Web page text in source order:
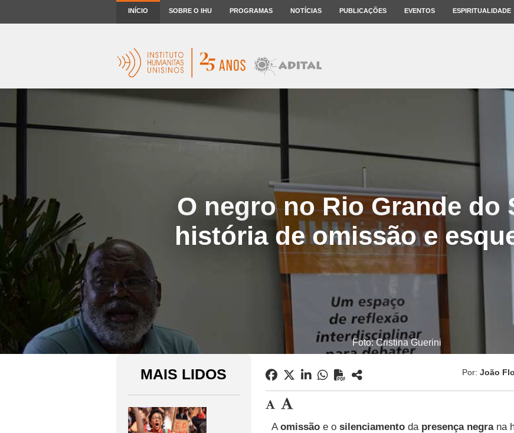
INÍCIO SOBRE O IHU PROGRAMAS NOTÍCIAS PUBLICAÇÕES EVENTOS ESPIRITUALIDADE
O negro no Rio Grande do
história de omissão e
Foto: Cristina Guerini
MAIS LIDOS Por: João
Aomissãoe o silenciamentoda presença negrana